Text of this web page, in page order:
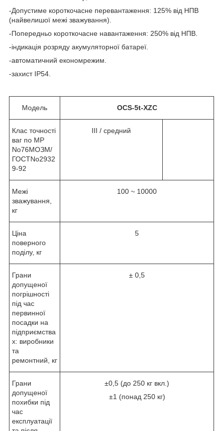
-Допустиме короткочасне перевантаження: 125% від НПВ
(найвелишої межі зважування).
-Попередньо короткочасне навантаження: 250% від НПВ.
-індикація розряду акумуляторної батареї.
-автоматичний економрежим.
-захист IP54.
Модель OCS-5t-XZC
Клас точності
ваг по МР
No76МОЗМ/
ГОСТNo2932
9-92
III / cредний
Межі
зважування,
кг
100 ~ 10000
Ціна
поверного
поділу, кг
5
Грани
допущеної
погрішності
під час
первинної
посадки на
підприємства
х: виробники
та
ремонтний, кг
± 0,5
Грани
допущеної
похибки під
час
експлуатації
±0,5 (до 250 кг вкл.)
±1 (понад 250 кг)